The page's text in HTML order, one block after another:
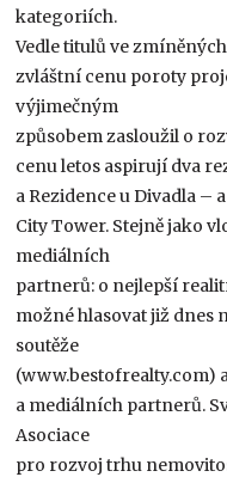
kategoriích.
Vedle titulů ve
zvláštní cenu poroty
výjimečným
způsobem zasloužil o
cenu letos aspirují dva
a Rezidence u Divadla
City Tower. Stejně jako
mediálních
partnerů: o nejlepší
možné hlasovat již dnes
soutěže
(www.bestofrealty.com)
a mediálních partnerů.
Asociace
pro rozvoj trhu